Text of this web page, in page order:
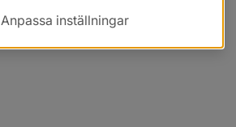
Anpassa inställningar